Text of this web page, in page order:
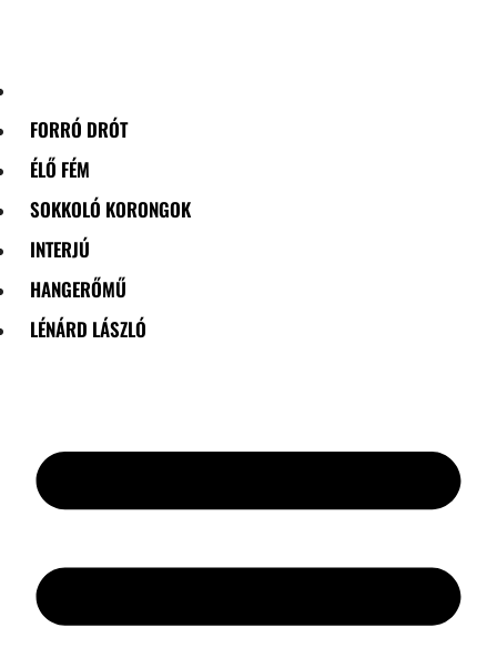
FORRÓ DRÓT
ÉLŐ FÉM
SOKKOLÓ KORONGOK
INTERJÚ
HANGERŐMŰ
LÉNÁRD LÁSZLÓ